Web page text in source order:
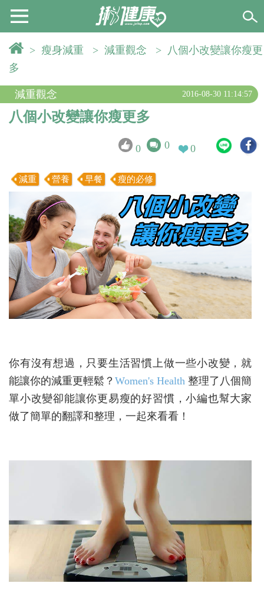
> 瘦身減重 > 減重觀念 > 八個小改變讓你瘦更
多
減重觀念 2016-08-30 11:14:57
八個小改變讓你瘦更多
0 0 0
減重 營養 早餐 瘦的必修
你有沒有想過，只要生活習慣上做一些小改變，就
能讓你的減重更輕鬆？Women's Health 整理了八個簡
單小改變卻能讓你更易瘦的好習慣，小編也幫大家
做了簡單的翻譯和整理，一起來看看！